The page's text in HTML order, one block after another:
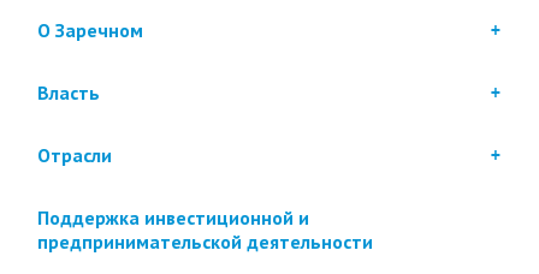
О Заречном
Власть
Отрасли
Поддержка инвестиционной и
предпринимательской деятельности